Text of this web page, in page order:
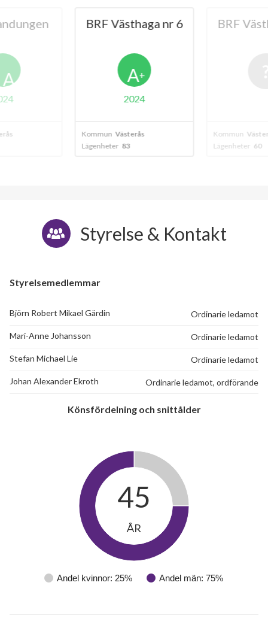
A
BRF Västhaga nr 6
A+
2024
Kommun Västerås
Lägenheter 83
BRF
Kommun
Lägenheter 60
Styrelse & Kontakt
Styrelsemedlemmar
Björn Robert Mikael Gärdin Ordinarie ledamot
Mari-Anne Johansson Ordinarie ledamot
Stefan Michael Lie Ordinarie ledamot
Johan Alexander Ekroth Ordinarie ledamot, ordförande
Könsfördelning och snittålder
Andel kvinnor: 25% Andel män: 75%
45
ÅR